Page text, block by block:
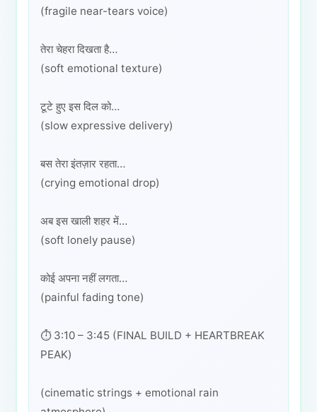
(fragile near-tears voice)
तेरा चेहरा दिखता है…
(soft emotional texture)
टूटे हुए इस दिल को…
(slow expressive delivery)
बस तेरा इंतज़ार रहता…
(crying emotional drop)
अब इस खाली शहर में…
(soft lonely pause)
कोई अपना नहीं लगता…
(painful fading tone)
⏱️ 3:10 – 3:45 (FINAL BUILD + HEARTBREAK
PEAK)
(cinematic strings + emotional rain